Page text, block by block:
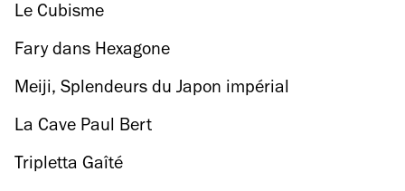
Le Cubisme
Fary dans Hexagone
Meiji, Splendeurs du Japon impérial
La Cave Paul Bert
Tripletta Gaîté